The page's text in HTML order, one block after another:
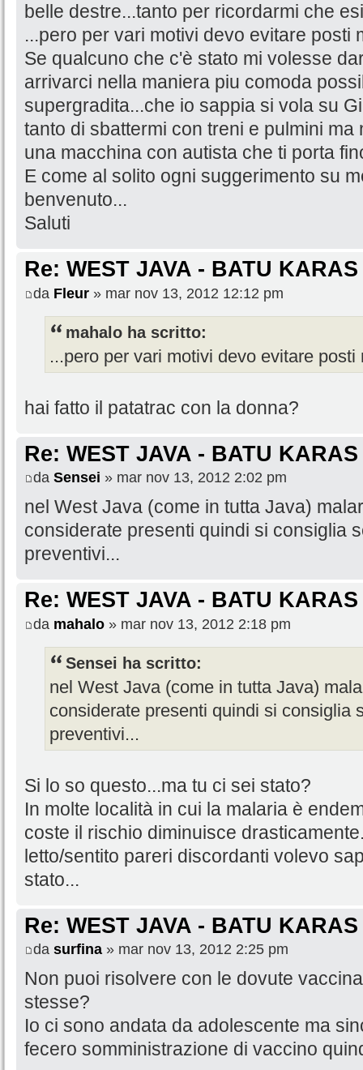
belle destre...tanto per ricordarmi che
...pero per vari motivi devo evitare posti
Se qualcuno che c'è stato mi volesse
arrivarci nella maniera piu comoda
supergradita...che io sappia si vola su
tanto di sbattermi con treni e pulmini
una macchina con autista che ti porta
E come al solito ogni suggerimento su
benvenuto...
Saluti
Re: WEST JAVA - BATU KARAS
da Fleur » mar nov 13, 2012 12:12 pm
mahalo ha scritto:
...pero per vari motivi devo evitare posti
hai fatto il patatrac con la donna?
Re: WEST JAVA - BATU KARAS
da Sensei » mar nov 13, 2012 2:02 pm
nel West Java (come in tutta Java)
considerate presenti quindi si consiglia
preventivi...
Re: WEST JAVA - BATU KARAS
da mahalo » mar nov 13, 2012 2:18 pm
Sensei ha scritto:
nel West Java (come in tutta Java)
considerate presenti quindi si consiglia
preventivi...
Si lo so questo...ma tu ci sei stato?
In molte località in cui la malaria è
coste il rischio diminuisce
letto/sentito pareri discordanti volevo
stato...
Re: WEST JAVA - BATU KARAS
da surfina » mar nov 13, 2012 2:25 pm
Non puoi risolvere con le dovute
stesse?
Io ci sono andata da adolescente ma
fecero somministrazione di vaccino